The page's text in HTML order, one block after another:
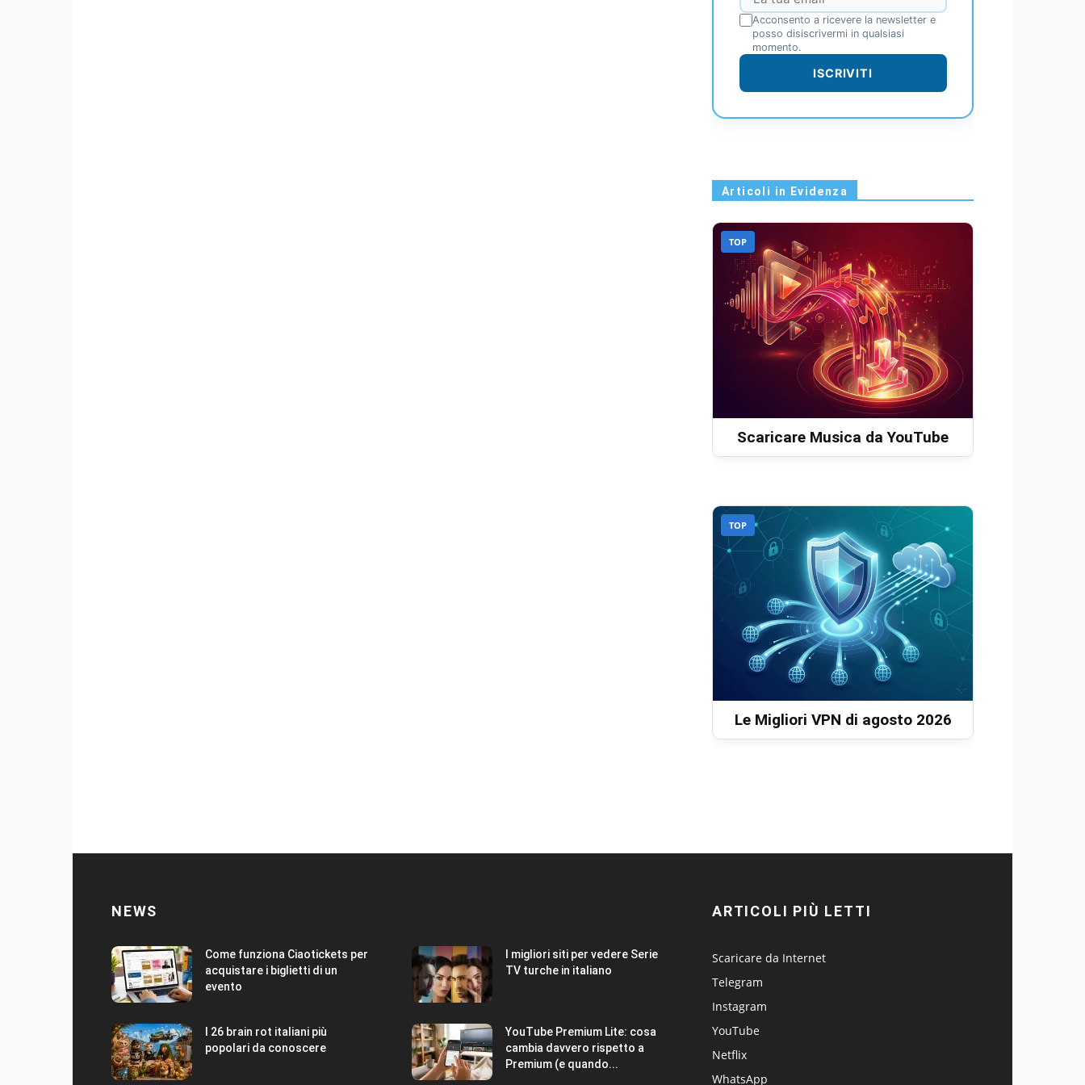
Acconsento a ricevere la newsletter e
posso disiscrivermi in qualsiasi
momento.
ISCRIVITI
Articoli in Evidenza
TOP
Scaricare Musica da YouTube
TOP
Le Migliori VPN di agosto 2026
NEWS
Come funziona Ciaotickets per
acquistare i biglietti di un
evento
I migliori siti per vedere Serie
TV turche in italiano
I 26 brain rot italiani più
popolari da conoscere
YouTube Premium Lite: cosa
cambia davvero rispetto a
Premium (e quando...
ARTICOLI PIÙ LETTI
Scaricare da Internet
Telegram
Instagram
YouTube
Netflix
WhatsApp